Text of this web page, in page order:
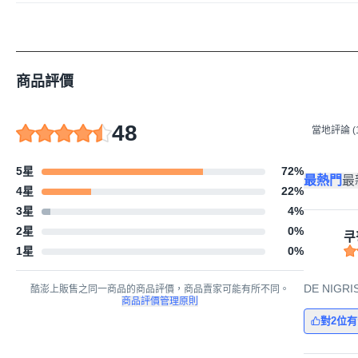
商品評價
48
5星 72%
4星
22%
3星
4%
2星
0%
1星
0%
酷澎上販售之同一商品的商品評價，商品賣家可能有所不同。
商品評價管理原則
當地評論
最熱門最
쿠
DE
對2位